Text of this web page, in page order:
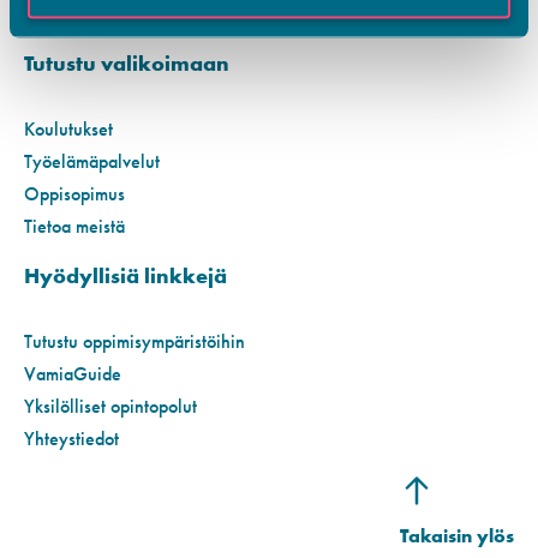
Saavutettavuusseloste
Tutustu valikoimaan
Koulutukset
Työelämäpalvelut
Oppisopimus
Tietoa meistä
Hyödyllisiä linkkejä
Tutustu oppimisympäristöihin
VamiaGuide
Yksilölliset opintopolut
Yhteystiedot